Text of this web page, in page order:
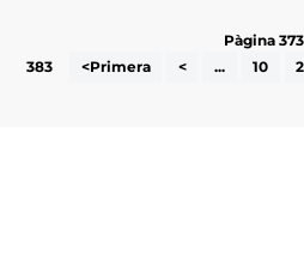
Pàgina
383
<Primera < ... 10